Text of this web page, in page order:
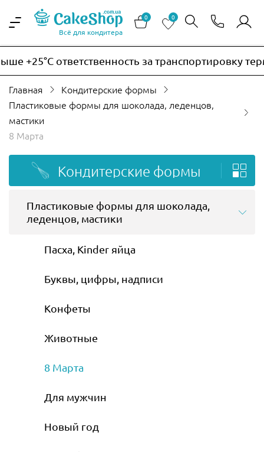
Всё для кондитера
0 0
ответственность за транспортировку
Главная
Кондитерские формы
Пластиковые формы для шоколада, леденцов,
мастики
8 Марта
Кондитерские формы
Пластиковые формы для шоколада,
леденцов, мастики
Пасха, Kinder яйца
Буквы, цифры, надписи
Конфеты
Животные
8 Марта
Для мужчин
Новый год